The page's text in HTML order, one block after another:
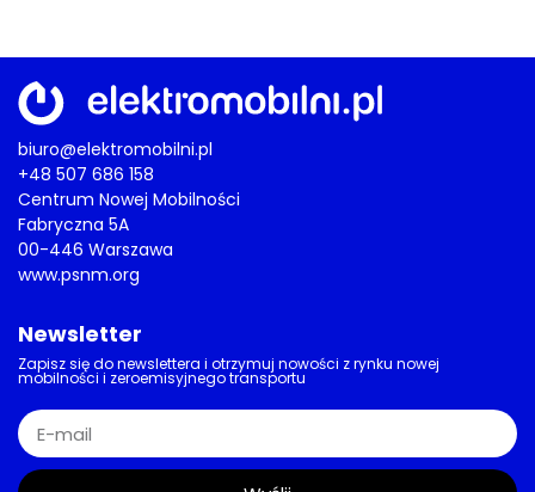
biuro@elektromobilni.pl
+48 507 686 158
Centrum Nowej Mobilności
Fabryczna 5A
00-446 Warszawa
www.psnm.org
Newsletter
Zapisz się do newslettera i otrzymuj nowości z rynku nowej
mobilności i zeroemisyjnego transportu